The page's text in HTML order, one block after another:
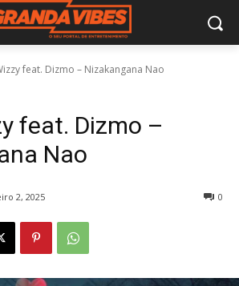
feat. Dizmo – Nizakangana Nao
feat. Dizmo –
Nao
2, 2025 0